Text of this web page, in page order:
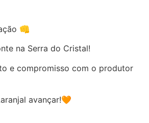
👊
na Serra do Cristal!
e compromisso com o produtor
avançar!🧡